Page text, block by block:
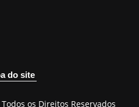
do site
os Direitos Reservados